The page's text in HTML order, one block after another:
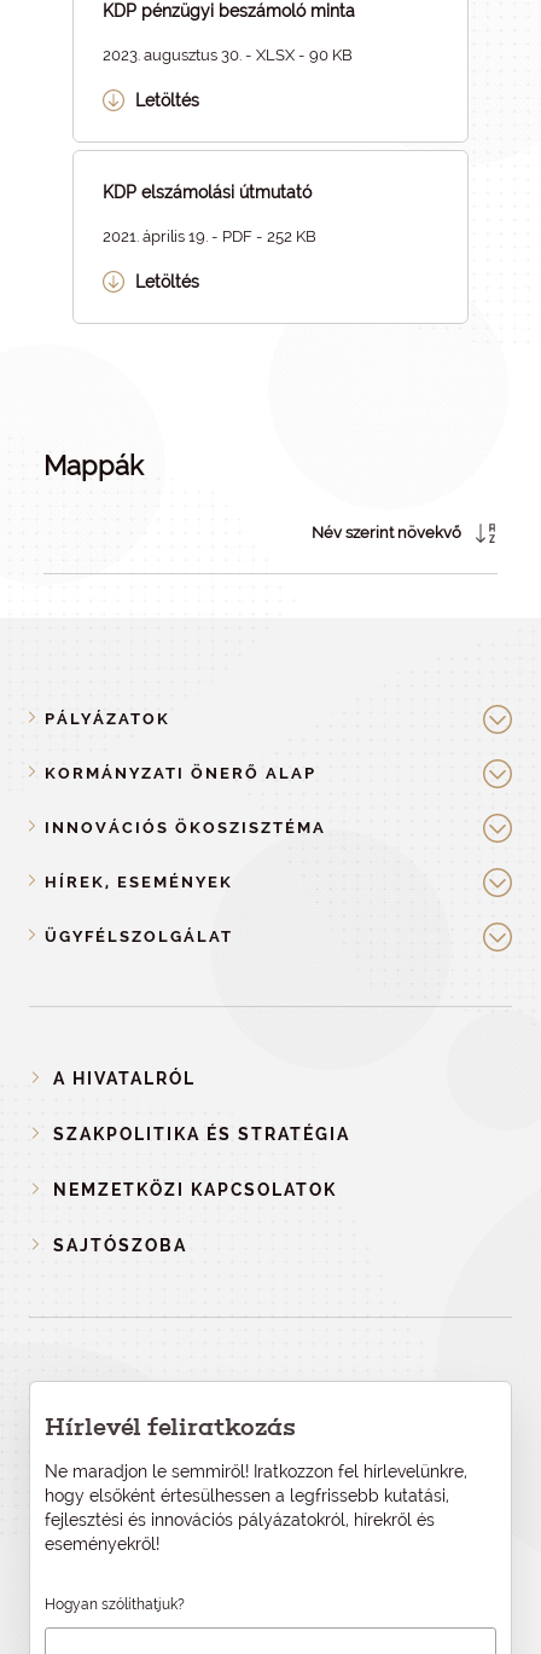
KDP pénzügyi beszámoló minta
2023. augusztus 30. - XLSX - 90 KB
Letöltés
KDP elszámolási útmutató
2021. április 19. - PDF - 252 KB
Letöltés
Mappák
Név szerint növekvő
PÁLYÁZATOK
KORMÁNYZATI ÖNERŐ ALAP
INNOVÁCIÓS ÖKOSZISZTÉMA
HÍREK, ESEMÉNYEK
ÜGYFÉLSZOLGÁLAT
A HIVATALRÓL
SZAKPOLITIKA ÉS STRATÉGIA
NEMZETKÖZI KAPCSOLATOK
SAJTÓSZOBA
Hírlevél feliratkozás
Ne maradjon le semmiről! Iratkozzon fel hírlevelünkre,
hogy elsőként értesülhessen a legfrissebb kutatási,
fejlesztési és innovációs pályázatokról, hírekről és
eseményekről!
Hogyan szólíthatjuk?